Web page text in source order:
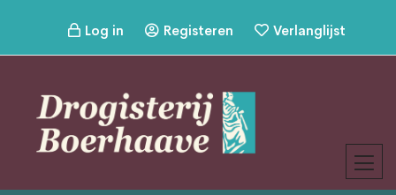
Log in Registeren Verlanglijst